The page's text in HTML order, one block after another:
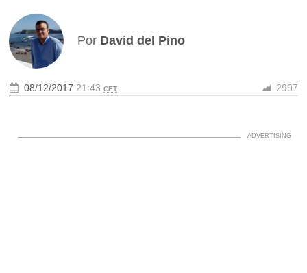
Por David del Pino
08/12/2017 21:43CET 2997